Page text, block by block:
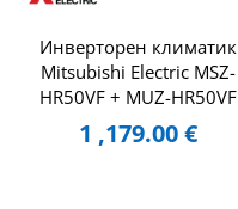
Инверторен климатик
Mitsubishi Electric MSZ-
HR50VF + MUZ-HR50VF
1 ,179.00€